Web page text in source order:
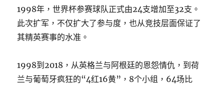
1998年，世界杯参赛球队正式由24支增加至32支。
此次扩军，不仅扩大了参与度，也从竞技层面保证了
其精英赛事的水准。
1998到2018，从英格兰与阿根廷的恩怨情仇，到荷
兰与葡萄牙疯狂的“4红16黄”，8个小组，64场比